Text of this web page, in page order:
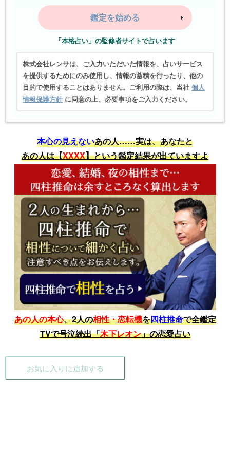
鑑定を始める
「本格占い」の監修者サイトで占います
株式会社レンサは、ご入力いただいた情報を、占いサービス
を提供するためにのみ使用し、情報の蓄積を行ったり、他の
目的で使用することはありません。ご利用の際は、当社 個人
情報保護方針 に同意の上、必要事項をご入力ください。
本心の見えないあの人……実は、あなたと
あの人は【XXXX】という鑑定結果が出ていますよ
あの人の本心、2人の相性・恋転機を四柱推命で全鑑定
TVで号泣続出「木下レオン」の恋愛占い
お気に入りに追加する